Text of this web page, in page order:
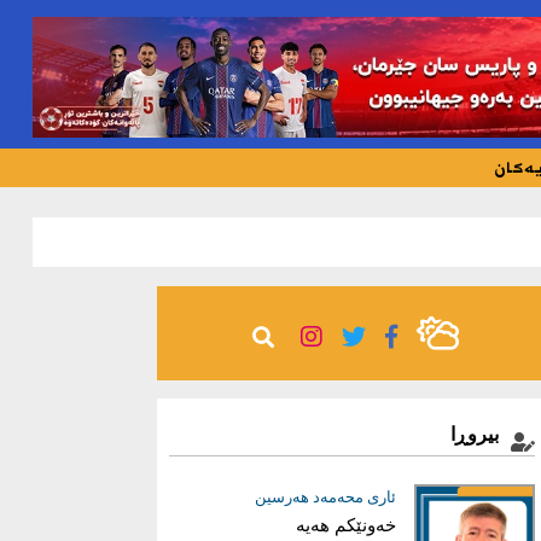
بیروڕا
ئاری محەمەد هەرسین
خەونێکم هەیە
عیماد ئه‌حمه‌د
بریاری دروست؛ بناغەی